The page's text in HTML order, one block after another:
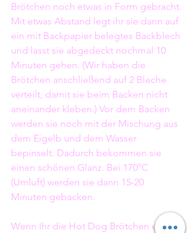
Brötchen noch etwas in Form gebracht.
Mit etwas Abstand legt ihr sie dann auf
ein mit Backpapier belegtes Backblech
und lasst sie abgedeckt nochmal 10
Minuten gehen. (Wir haben die
Brötchen anschließend auf 2 Bleche
verteilt, damit sie beim Backen nicht
aneinander kleben.) Vor dem Backen
werden sie noch mit der Mischung aus
dem Eigelb und dem Wasser
bepinselt. Dadurch bekommen sie
einen schönen Glanz. Bei 170°C
(Umluft) werden sie dann 15-20
Minuten gebacken.
Wenn Ihr die Hot Dog Brötchen erst